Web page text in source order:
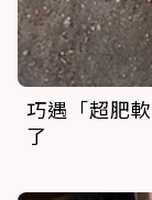
巧遇「超肥
了